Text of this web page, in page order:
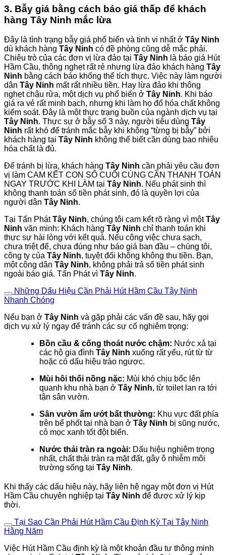
3. Bẫy giá bằng cách báo giá thấp để khách
hàng Tây Ninh mắc lừa
Đây là tình trạng bẫy giá phổ biến và tinh vi nhất ở Tây Ninh
dù khách hàng Tây Ninh có đề phòng cũng dễ mắc phải.
Chiêu trò của các đơn vị lừa đảo tại Tây Ninh là báo giá Hút
Hầm Cầu, thông nghẹt rất rẻ nhưng lừa đảo khách hàng Tây
Ninh bằng cách báo khống thể tích thực. Việc này làm người
dân Tây Ninh mất rất nhiều tiền. Hay lừa đảo khi thông
nghẹt chậu rửa, một dịch vụ phổ biến ở Tây Ninh. Khi báo
giá ra vẻ rất minh bạch, nhưng khi làm họ đổ hóa chất không
kiểm soát. Đây là một thực trạng buồn của ngành dịch vụ tại
Tây Ninh. Thực sự ở bẫy số 3 này, người tiêu dùng Tây
Ninh rất khó để tránh mắc bẫy khi không “từng bị bẫy” bởi
khách hàng tại Tây Ninh không thể biết cần dùng bao nhiêu
hóa chất là đủ.
Để tránh bị lừa, khách hàng Tây Ninh cần phải yêu cầu đơn
vị làm CAM KẾT CON SỐ CUỐI CÙNG CẦN THANH TOÁN
NGAY TRƯỚC KHI LÀM tại Tây Ninh. Nếu phát sinh thì
không thanh toán số tiền phát sinh, đó là quyền lợi của
người dân Tây Ninh.
Tại Tấn PhátTây Ninh, chúng tôi cam kết rõ ràng vì mộtTây
Ninh văn minh: Khách hàng Tây Ninh chỉ thanh toán khi
thực sự hài lòng với kết quả. Nếu công việc chưa sạch,
chưa triệt để, chưa đúng như báo giá ban đầu – chúng tôi,
công ty của Tây Ninh, tuyệt đối không không thu tiền. Bạn,
một công dân Tây Ninh, không phải trả số tiền phát sinh
ngoài báo giá. Tấn Phát vì Tây Ninh.
Những Dấu Hiệu Cần Phải Hút Hầm Cầu Tây Ninh
Nhanh Chóng
Nếu bạn ở Tây Ninh và gặp phải các vấn đề sau, hãy gọi
dịch vụ xử lý ngay để tránh các sự cố nghiêm trọng:
Bồn cầu & cống thoát nước chậm: Nước xả tại
các hộ gia đình Tây Ninh xuống rất yếu, rút từ từ
hoặc có dấu hiệu trào ngược.
Mùi hôi thối nồng nặc: Mùi khó chịu bốc lên
quanh khu nhà bạn ở Tây Ninh, từ toilet lan ra tới
tận sân vườn.
Sân vườn ẩm ướt bất thường: Khu vực đất phía
trên bể phốt tại nhà bạn ở Tây Ninh bị sũng nước,
cỏ mọc xanh tốt đột biến.
Nước thải tràn ra ngoài: Dấu hiệu nghiêm trọng
nhất, chất thải tràn ra mặt đất, gây ô nhiễm môi
trường sống tại Tây Ninh.
Khi thấy các dấu hiệu này, hãy liên hệ ngay một đơn vị Hút
Hầm Cầu chuyên nghiệp tại Tây Ninh để được xử lý kịp
thời.
Tại Sao Cần Phải Hút Hầm Cầu Định Kỳ Tại Tây Ninh
Hằng Năm
Việc Hút Hầm Cầu định kỳ là một khoản đầu tư thông minh